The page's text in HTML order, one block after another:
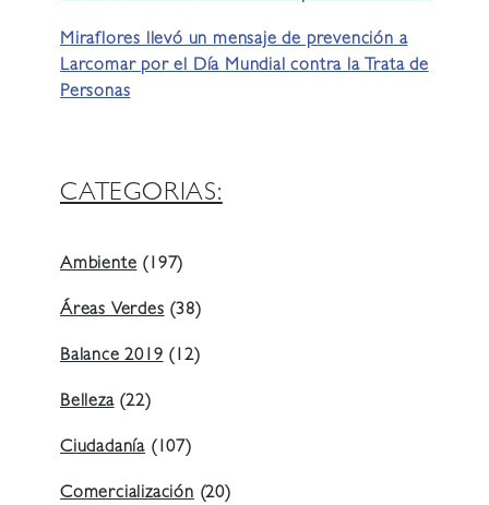
Miraflores llevó un mensaje de prevención a
Larcomar por el Día Mundial contra la Trata de
Personas
CATEGORIAS:
Ambiente(197)
Áreas Verdes(38)
Balance 2019(12)
Belleza(22)
Ciudadanía (107)
Comercialización(20)